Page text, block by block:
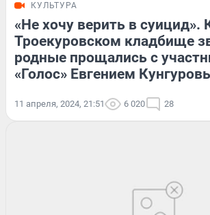
КУЛЬТУРА
«Не хочу верить в суицид».
Троекуровском кладбище
родные прощались с
«Голос» Евгением
11 апреля, 2024, 21:51 6 020 28